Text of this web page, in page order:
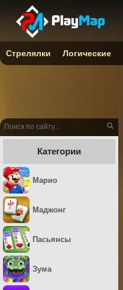
Категории
Марио
Маджонг
Пасьянсы
Зума
Стрелялки Логические